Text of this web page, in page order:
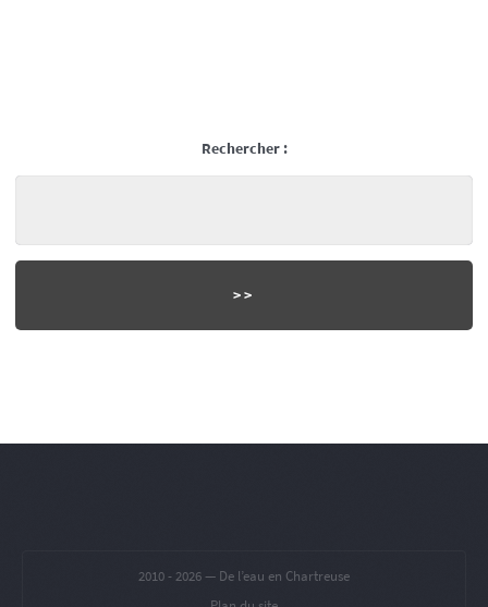
Rechercher :
2010 - 2026 — De l’eau en Chartreuse